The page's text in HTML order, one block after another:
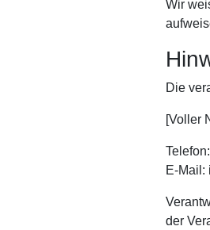
Wir
Die
[Voller
E-Mail:
der